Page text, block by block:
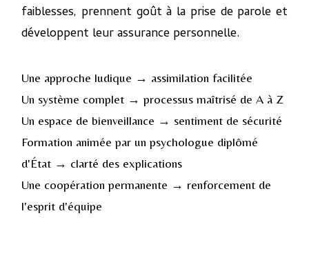
faiblesses, prennent goût à la prise de parole et
développent leur assurance personnelle.
Une approche ludique → assimilation facilitée
Un système complet → processus maîtrisé de A à Z
Un espace de bienveillance → sentiment de sécurité
Formation animée par un psychologue diplômé
d'État → clarté des explications
Une coopération permanente → renforcement de
l'esprit d'équipe